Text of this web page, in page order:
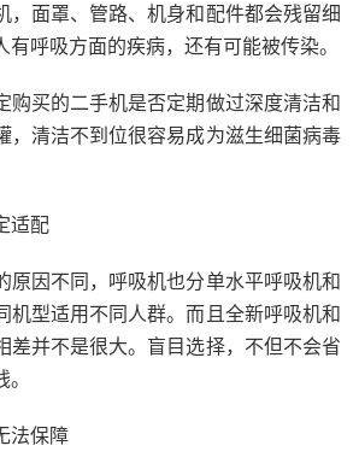
，面罩、管路、机身和配件都会残留细
呼吸方面的疾病，还有可能被传染。
购买的二手机是否定期做过深度清洁和
，清洁不到位很容易成为滋生细菌病毒
适配
原因不同，呼吸机也分单水平呼吸机和
机型适用不同人群。而且全新呼吸机和
差并不是很大。盲目选择，不但不会省
法保障